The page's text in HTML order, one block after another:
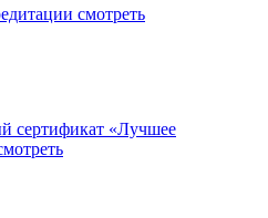
смотреть
сертификат «Лучшее